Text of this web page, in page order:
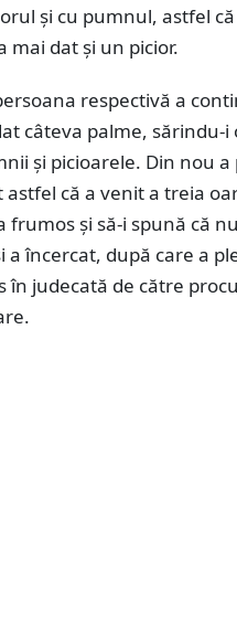
şi cu pumnul, astfel
mai dat şi un picior.
respectivă a
câteva palme, sărindu-
şi picioarele. Din nou
că a venit a treia
frumos și să-i spună că
încercat, după care a
în judecată de către